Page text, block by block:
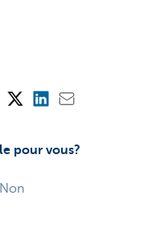
pour vous?
Non